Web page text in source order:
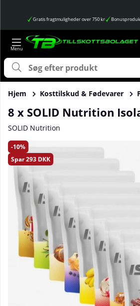
Gratis fragtmuligheder over 750 kr
Hjem Kosttilskud & Fødevarer
8 x SOLID Nutrition
SOLID Nutrition
10
Spar293 DKK
Produktbilleder 8 x SOLID Nutrition